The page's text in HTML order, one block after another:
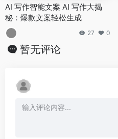
AI 写作智能文案 AI 写作大揭
秘：爆款文案轻松生成
27 0
暂无评论